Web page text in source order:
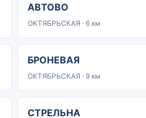
АВТОВО
ОКТЯБРЬСКАЯ · 6 км
БРОНЕВАЯ
ОКТЯБРЬСКАЯ · 9 км
СТРЕЛЬНА